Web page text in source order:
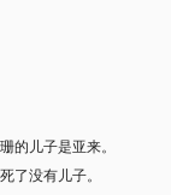
的儿子是亚来。
了没有儿子。